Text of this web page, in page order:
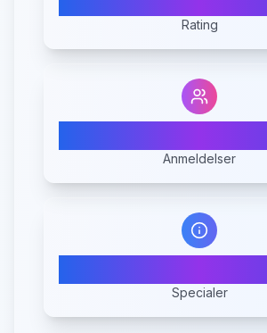
Rating
Anmeldelser
Specialer